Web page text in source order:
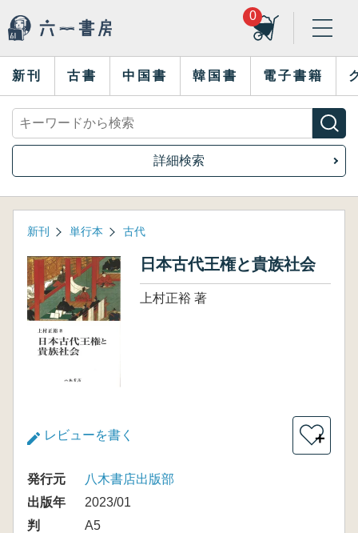
0
新刊 古書 中国書 韓国書 電子書籍
詳細検索
新刊 単行本 古代
日本古代王権と貴族社会
上村正裕 著
レビューを書く ＋
発行元
八木書店出版部
出版年
2023/01
判
A5